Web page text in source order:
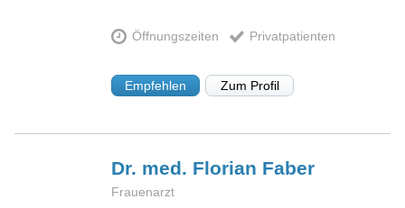
Öffnungszeiten Privatpatienten
Empfehlen Zum Profil
Dr. med. Florian Faber
Frauenarzt